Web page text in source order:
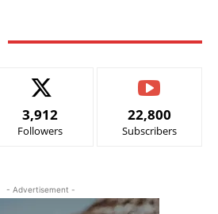
3,912
Followers
22,800
Subscribers
- Advertisement -